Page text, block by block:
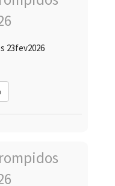
23fev2026